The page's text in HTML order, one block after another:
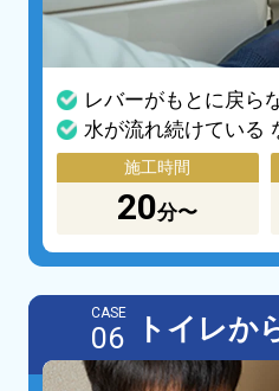
レバーがもとに戻ら
水が流れ続けている
施工時間
20分〜
CASE
06 トイレか